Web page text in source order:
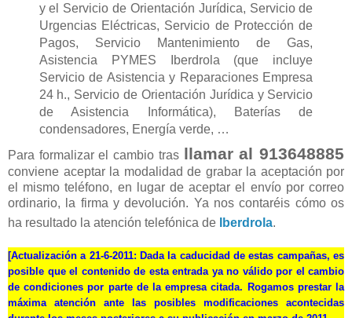
y el Servicio de Orientación Jurídica, Servicio de
Urgencias Eléctricas, Servicio de Protección de
Pagos, Servicio Mantenimiento de Gas,
Asistencia PYMES Iberdrola (que incluye
Servicio de Asistencia y Reparaciones Empresa
24 h., Servicio de Orientación Jurídica y Servicio
de Asistencia Informática), Baterías de
condensadores, Energía verde, …
Para formalizar el cambio tras llamar al 913648885
conviene aceptar la modalidad de grabar la aceptación por
el mismo teléfono, en lugar de aceptar el envío por correo
ordinario, la firma y devolución. Ya nos contaréis cómo os
ha resultado la atención telefónica de
Iberdrola.
[Actualización a 21-6-2011: Dada la caducidad de estas campañas, es
posible que el contenido de esta entrada ya no válido por el cambio
de condiciones por parte de la empresa citada. Rogamos prestar la
máxima atención ante las posibles modificaciones acontecidas